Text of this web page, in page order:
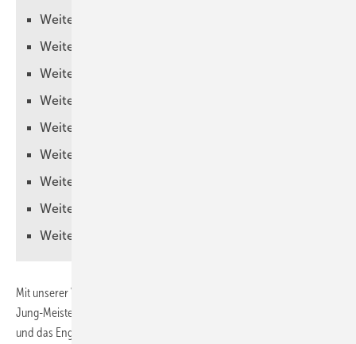
Weitere Informationen
Weitere Informationen
Weitere Informationen
Weitere Informationen
Weitere Informationen
Weitere Informationen
Weitere Informationen
Weitere Informationen
Weitere Informationen
Mit unserer Vorstellung der individuell entworfenen und von den
Jung-Meistern gefertigten Prüfungsstücke haben wir die Kreativität
und das Engagement junger Klempnermeister dokumentiert, die ihre